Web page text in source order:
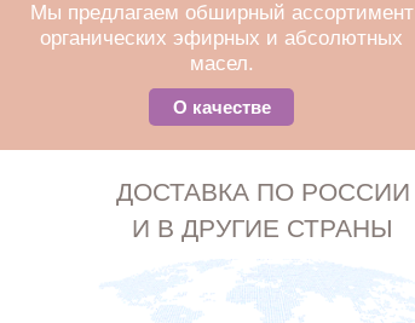
Мы предлагаем обширный ассортимент
органических эфирных и абсолютных
масел.
О качестве
ДОСТАВКА ПО РОССИИ
И В ДРУГИЕ СТРАНЫ